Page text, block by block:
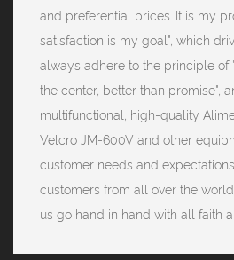
and preferential prices. It is my
satisfaction is my goal", which
always adhere to the principle of
the center, better than promise",
multifunctional, high-quality
Velcro JM-600V and other
customer needs and
customers from all over the
us go hand in hand with all faith